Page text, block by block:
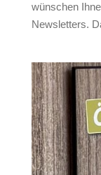
wünschen
Newsletters.